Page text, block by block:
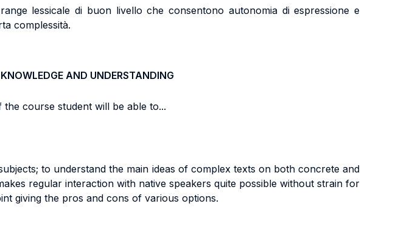
lessicale di buon livello che consentono autonomia di espressione e
complessità.
AND UNDERSTANDING
course student will be able to...
to understand the main ideas of complex texts on both concrete and
regular interaction with native speakers quite possible without strain for
giving the pros and cons of various options.